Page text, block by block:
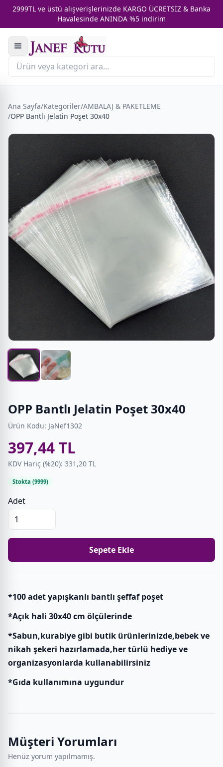
2999TL ve üstü alışverişlerinizde KARGO ÜCRETSİZ & Banka
Havalesinde ANINDA %5 indirim
Ana Sayfa/Kategoriler/AMBALAJ & PAKETLEME
/OPP Bantlı Jelatin Poşet 30x40
OPP Bantlı Jelatin Poşet 30x40
Ürün Kodu: JaNef1302
397,44 TL
KDV Hariç (%20): 331,20 TL
Stokta (9999)
Adet
Sepete Ekle
*100 adet yapışkanlı bantlı şeffaf poşet
*Açık hali 30x40 cm ölçülerinde
*Sabun,kurabiye gibi butik ürünlerinizde,bebek ve
nikah şekeri hazırlamada,her türlü hediye ve
organizasyonlarda kullanabilirsiniz
*Gıda kullanımına uygundur
Müşteri Yorumları
Henüz yorum yapılmamış.